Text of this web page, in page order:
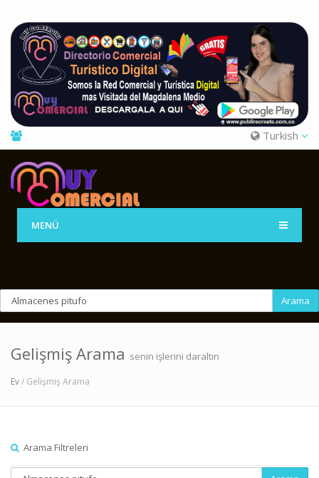
Turkish
MENÜ
Arama
Gelişmiş Arama senin işlerini daraltın
Ev/ Gelişmiş Arama
Arama Filtreleri